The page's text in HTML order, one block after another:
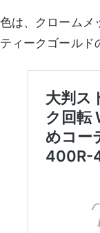
色は、クロームメ
ティークゴールド